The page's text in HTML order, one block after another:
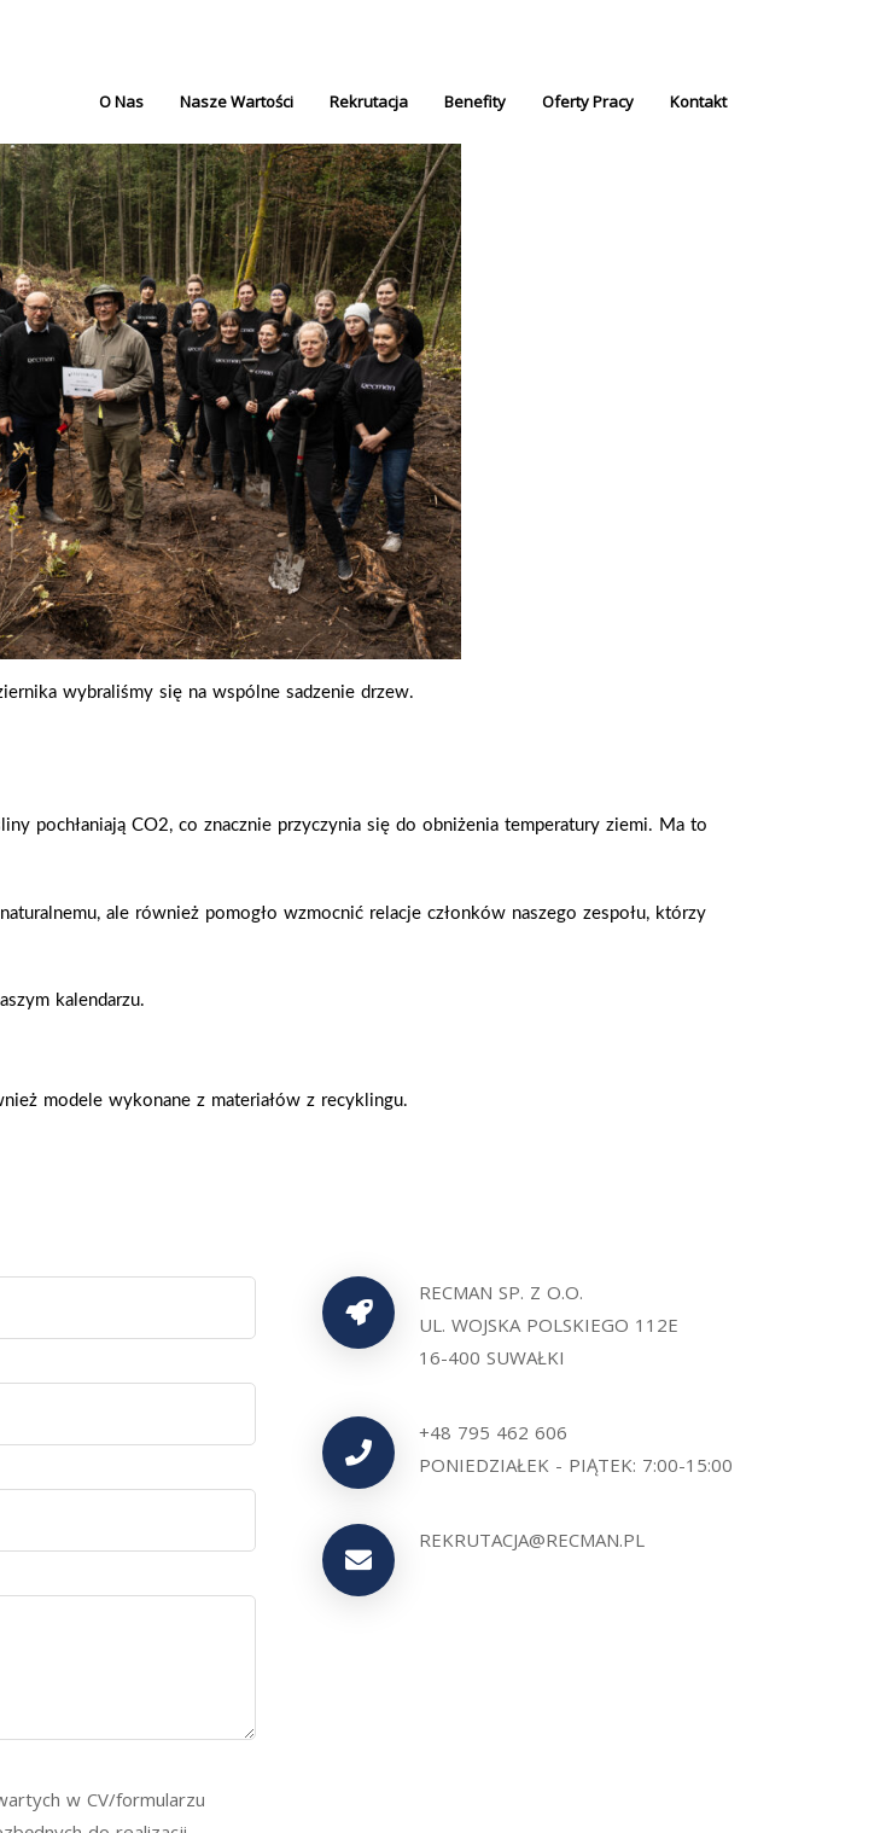
O Nas Nasze Wartości Rekrutacja Benefity Oferty Pracy Kontakt
wybraliśmy się na wspólne sadzenie drzew.
pochłaniają CO2, co znacznie przyczynia się do obniżenia temperatury ziemi. Ma to
ale również pomogło wzmocnić relacje członków naszego zespołu, którzy
kalendarzu.
modele wykonane z materiałów z recyklingu.
w CV/formularzu
RECMAN SP. Z O.O.
UL. WOJSKA POLSKIEGO 112E
16-400 SUWAŁKI
+48 795 462 606
PONIEDZIAŁEK - PIĄTEK: 7:00-15:00
REKRUTACJA@RECMAN.PL